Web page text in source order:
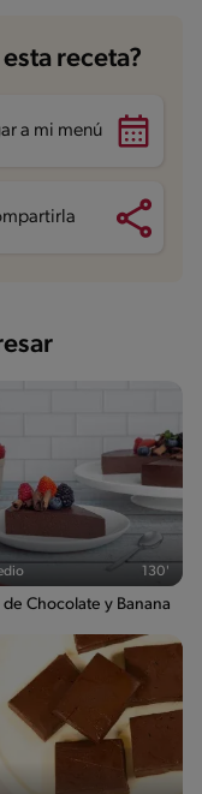
receta?
a mi menú
130'
Chocolate y Banana